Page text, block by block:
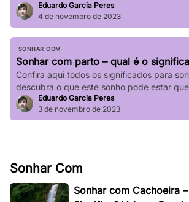
suas principais variações!
Eduardo Garcia Peres
4 de novembro de 2023
SONHAR COM
Sonhar com parto – qual é o
Confira aqui todos os significados para
descubra o que este sonho pode estar
sobre a sua vida.
Eduardo Garcia Peres
3 de novembro de 2023
Sonhar Com
Sonhar com Cachoeira